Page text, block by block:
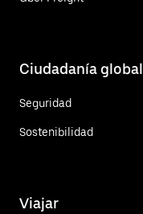
Ciudadanía global
Seguridad
Sostenibilidad
Viajar